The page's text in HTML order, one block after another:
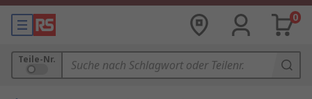
0
Teile-Nr.